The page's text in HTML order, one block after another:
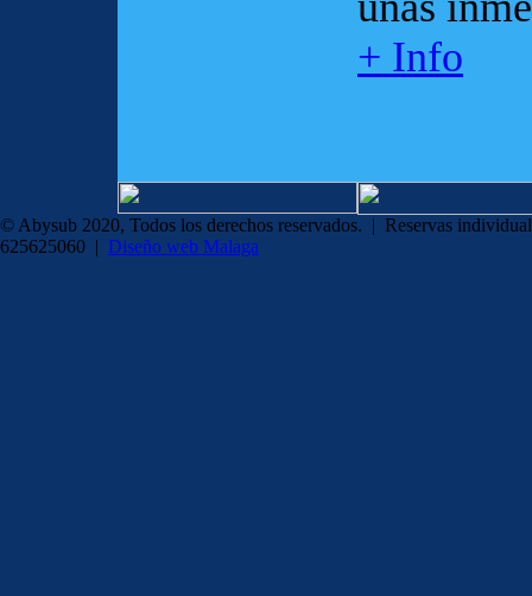
+ Info
© Abysub 2020, Todos los derechos reservados. | Reservas
625625060 | Diseño web Malaga